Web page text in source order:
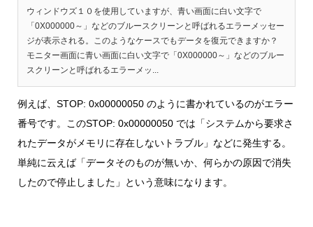
ウィンドウズ１０を使用していますが、青い画面に白い文字で
「0X000000～」などのブルースクリーンと呼ばれるエラーメッセー
ジが表示される。このようなケースでもデータを復元できますか？
モニター画面に青い画面に白い文字で「0X000000～」などのブルー
スクリーンと呼ばれるエラーメッ...
例えば、STOP: 0x00000050 のように書かれているのがエラー
番号です。このSTOP: 0x00000050 では「システムから要求さ
れたデータがメモリに存在しないトラブル」などに発生する。
単純に云えば「データそのものが無いか、何らかの原因で消失
したので停止しました」という意味になります。